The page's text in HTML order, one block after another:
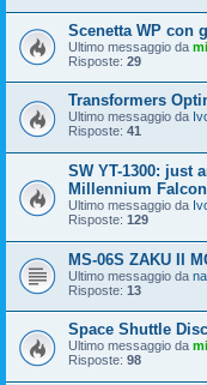
Scenetta WP con
Ultimo messaggio da
Risposte: 29
Transformers
Ultimo messaggio da
Risposte: 41
SW YT-1300: just
Millennium
Ultimo messaggio da
Risposte: 129
MS-06S ZAKU II
Ultimo messaggio da
Risposte: 13
Space Shuttle
Ultimo messaggio da
Risposte: 98